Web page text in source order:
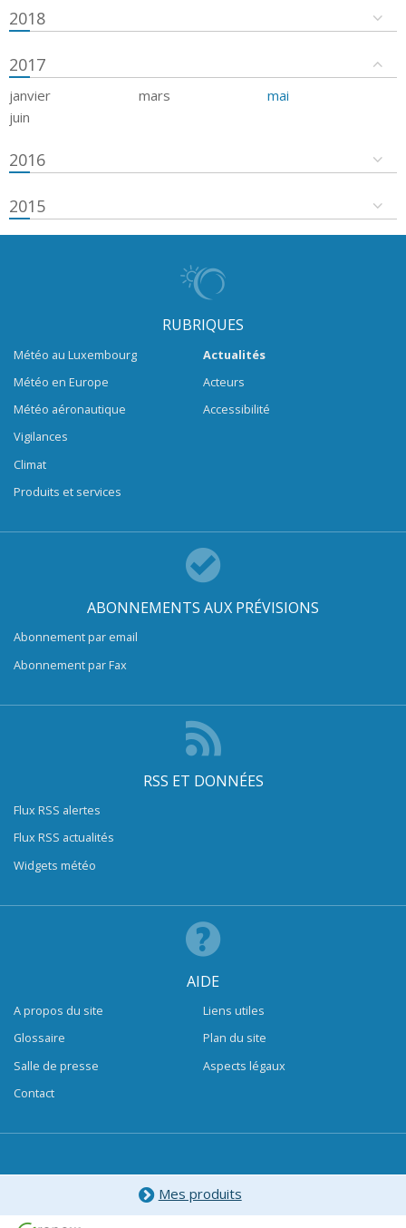
2018
2017
janvier mars
mai
juin
2016
2015
RUBRIQUES
Météo au Luxembourg
Météo en Europe
Météo aéronautique
Vigilances
Climat
Produits et services
Actualités
Acteurs
Accessibilité
ABONNEMENTS AUX PRÉVISIONS
Abonnement par email
Abonnement par Fax
RSS ET DONNÉES
Flux RSS alertes
Flux RSS actualités
Widgets météo
AIDE
A propos du site
Glossaire
Salle de presse
Contact
Liens utiles
Plan du site
Aspects légaux
Mes produits